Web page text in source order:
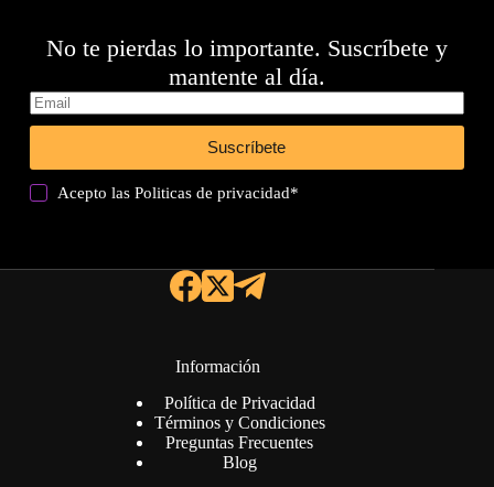
No te pierdas lo importante. Suscríbete y
mantente al día.
Suscríbete
Acepto lasPoliticas de privacidad*
Información
Política de Privacidad
Términos y Condiciones
Preguntas Frecuentes
Blog